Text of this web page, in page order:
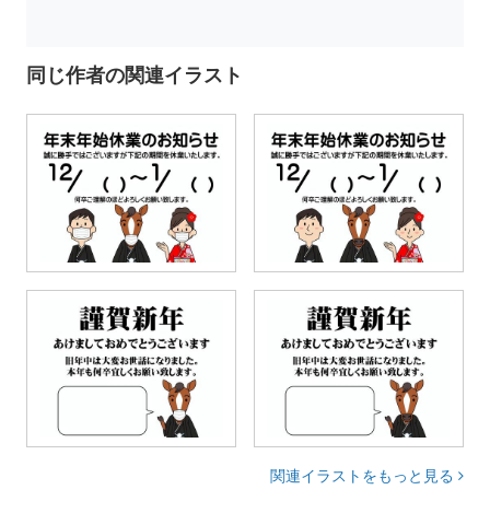
同じ作者の関連イラスト
関連イラストをもっと見る